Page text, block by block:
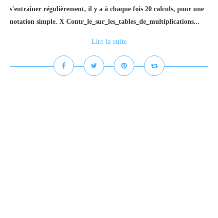
s'entraîner régulièrement, il y a à chaque fois 20 calculs, pour une
notation simple. X Contr_le_sur_les_tables_de_multiplications...
Lire la suite